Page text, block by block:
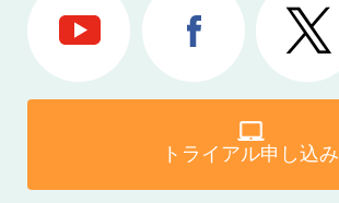
トライアル申し込み